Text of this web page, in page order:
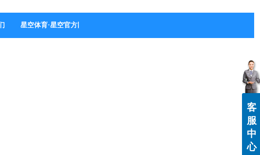
星空体育·星空官方网站-星空体育（中国）
客
服
中
心